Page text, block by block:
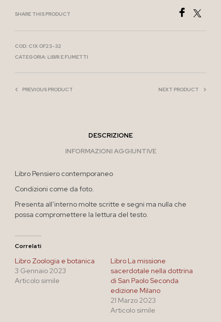
SHARE THIS PRODUCT
COD: C1X OF23-32
CATEGORIA: LIBRI E FUMETTI
PREVIOUS PRODUCT NEXT PRODUCT
DESCRIZIONE
INFORMAZIONI AGGIUNTIVE
Libro Pensiero contemporaneo
Condizioni come da foto.
Presenta all’interno molte scritte e segni ma nulla che
possa compromettere la lettura del testo.
Correlati
Libro Zoologia e botanica
3 Gennaio 2023
Articolo simile
Libro La missione
sacerdotale nella dottrina
di San Paolo Seconda
edizione Milano
21 Marzo 2023
Articolo simile